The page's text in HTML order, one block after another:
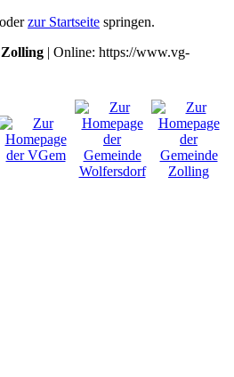
oderzur Startseite springen.
Zolling | Online: https://www.vg-